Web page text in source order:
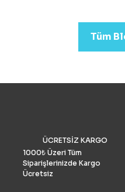
Tüm
ÜCRETSİZ KARGO
1000₺ Üzeri Tüm
Siparişlerinizde Kargo
Ücretsiz